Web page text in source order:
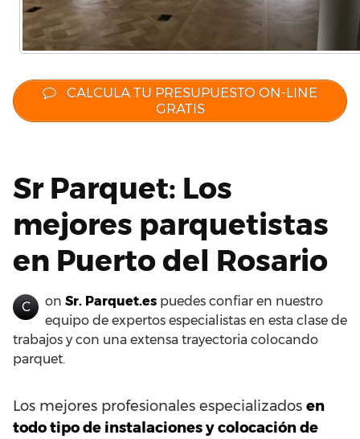
CALCULA TU PRESUPUESTO ON-LINE
GRATIS
Sr Parquet: Los
mejores parquetistas
en Puerto del Rosario
C on Sr. Parquet.es puedes confiar en nuestro
equipo de expertos especialistas en esta clase de
trabajos y con una extensa trayectoria colocando
parquet.
Los mejores profesionales especializados en
todo tipo de instalaciones y colocación de